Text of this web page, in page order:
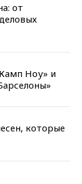
от
Ноу» и
которые